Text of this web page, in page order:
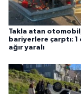
Takla atan
bariyerlere çarptı: 1
ağır yaralı